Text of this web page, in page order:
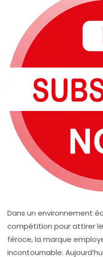
Dans un environnement
compétition pour attirer
féroce, la marque
incontournable.